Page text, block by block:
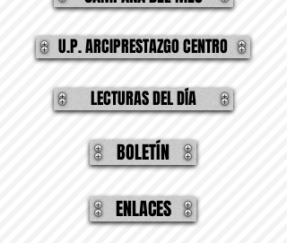
U.P. ARCIPRESTAZGO CENTRO
LECTURAS DEL DÍA
BOLETÍN
ENLACES